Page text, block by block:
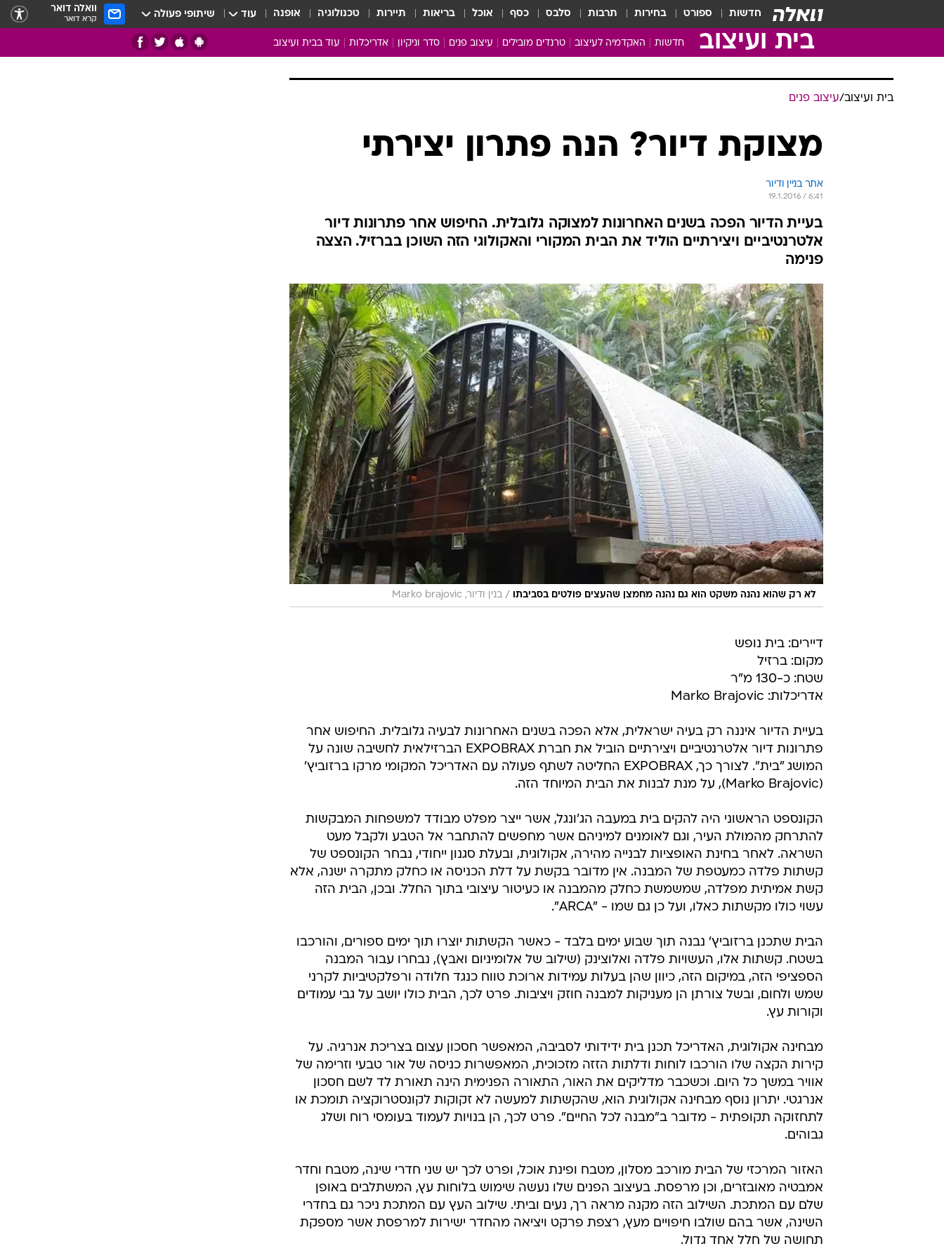
חדשות ספורט בחירות תרבות סלבס כסף אוכל בריאות תיירות טכנולוגיה אופנה עוד שיתופי פעולה וואלה דואר
קרא דואר
בית ועיצוב חדשות האקדמיה לעיצוב טרנדים מובילים עיצוב פנים סדר וניקיון
מדריך הניקיון
אדריכלות עוד בבית ועיצוב
בית ועיצוב/עיצוב פנים
מצוקת דיור? הנה פתרון יצירתי
אתר בניין ודיור
19.1.2016 / 6:41
בעיית הדיור הפכה בשנים האחרונות למצוקה גלובלית. החיפוש אחר פתרונות דיור
אלטרנטיביים ויצירתיים הוליד את הבית המקורי והאקולוגי הזה השוכן בברזיל. הצצה
פנימה
לא רק שהוא נהנה משקט הוא גם נהנה מחמצן שהעצים פולטים בסביבתו / בנין ודיור, Marko brajovic
דיירים: בית נופש
מקום: ברזיל
שטח: כ-130 מ"ר
אדריכלות: Marko Brajovic
בעיית הדיור איננה רק בעיה ישראלית, אלא הפכה בשנים האחרונות לבעיה גלובלית. החיפוש אחר
פתרונות דיור אלטרנטיביים ויצירתיים הוביל את חברת EXPOBRAX הברזילאית לחשיבה שונה על
המושג "בית". לצורך כך, EXPOBRAX החליטה לשתף פעולה עם האדריכל המקומי מרקו ברזוביץ'
(Marko Brajovic), על מנת לבנות את הבית המיוחד הזה.
הקונספט הראשוני היה להקים בית במעבה הג'ונגל, אשר ייצר מפלט מבודד למשפחות המבקשות
להתרחק מהמולת העיר, וגם לאומנים למיניהם אשר מחפשים להתחבר אל הטבע ולקבל מעט
השראה. לאחר בחינת האופציות לבנייה מהירה, אקולוגית, ובעלת סגנון ייחודי, נבחר הקונספט של
קשתות פלדה כמעטפת של המבנה. אין מדובר בקשת על דלת הכניסה או כחלק מתקרה ישנה, אלא
קשת אמיתית מפלדה, שמשמשת כחלק מהמבנה או כעיטור עיצובי בתוך החלל. ובכן, הבית הזה
עשוי כולו מקשתות כאלו, ועל כן גם שמו - "ARCA".
הבית שתכנן ברזוביץ' נבנה תוך שבוע ימים בלבד - כאשר הקשתות יוצרו תוך ימים ספורים, והורכבו
בשטח. קשתות אלו, העשויות פלדה ואלוצינק (שילוב של אלומיניום ואבץ), נבחרו עבור המבנה
הספציפי הזה, במיקום הזה, כיוון שהן בעלות עמידות ארוכת טווח כנגד חלודה ורפלקטיביות לקרני
שמש ולחום, ובשל צורתן הן מעניקות למבנה חוזק ויציבות. פרט לכך, הבית כולו יושב על גבי עמודים
וקורות עץ.
מבחינה אקולוגית, האדריכל תכנן בית ידידותי לסביבה, המאפשר חסכון עצום בצריכת אנרגיה. על
קירות הקצה שלו הורכבו לוחות ודלתות הזזה מזכוכית, המאפשרות כניסה של אור טבעי וזרימה של
אוויר במשך כל היום. וכשכבר מדליקים את האור, התאורה הפנימית הינה תאורת לד לשם חסכון
אנרגטי. יתרון נוסף מבחינה אקולוגית הוא, שהקשתות למעשה לא זקוקות לקונסטרוקציה תומכת או
לתחזוקה תקופתית - מדובר ב"מבנה לכל החיים". פרט לכך, הן בנויות לעמוד בעומסי רוח ושלג
גבוהים.
האזור המרכזי של הבית מורכב מסלון, מטבח ופינת אוכל, ופרט לכך יש שני חדרי שינה, מטבח וחדר
אמבטיה מאובזרים, וכן מרפסת. בעיצוב הפנים שלו נעשה שימוש בלוחות עץ, המשתלבים באופן
שלם עם המתכת. השילוב הזה מקנה מראה רך, נעים וביתי. שילוב העץ עם המתכת ניכר גם בחדרי
השינה, אשר בהם שולבו חיפויים מעץ, רצפת פרקט ויציאה מהחדר ישירות למרפסת אשר מספקת
תחושה של חלל אחד גדול.